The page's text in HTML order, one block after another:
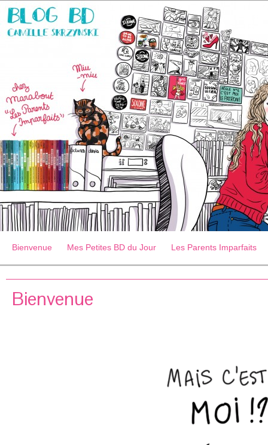
Bienvenue Mes Petites BD du Jour Les Parents Imparfaits
Bienvenue